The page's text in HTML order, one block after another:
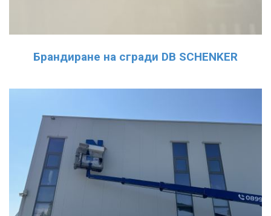
Брандиране на сгради DB SCHENKER